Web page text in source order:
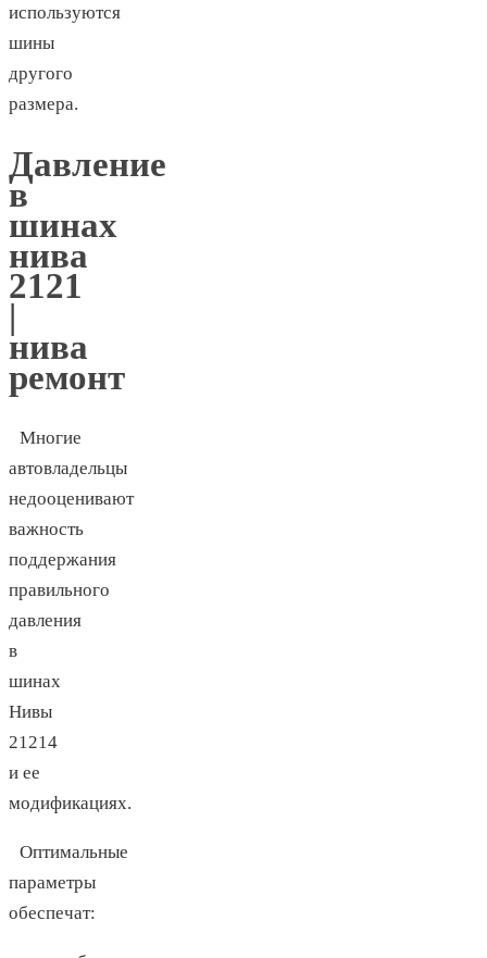
используются
шины
другого
размера.
Давление
в
шинах
нива
2121
|
нива
ремонт
Многие
автовладельцы
недооценивают
важность
поддержания
правильного
давления
в
шинах
Нивы
21214
и ее
модификациях.
Оптимальные
параметры
обеспечат: